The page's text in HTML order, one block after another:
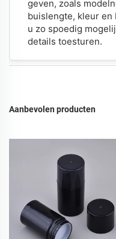
geven, zoals
buislengte, kleur
u zo spoedig
details toesturen.
Aanbevolen producten